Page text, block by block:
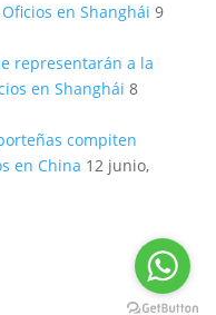
en Shanghái 9
representarán a la
en Shanghái 8
compiten
en China 12 junio,